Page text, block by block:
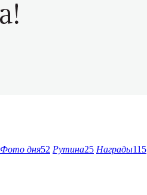
Фото дня52 Рутина25 Награды115